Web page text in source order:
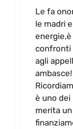
Le fa
le madri
confronti
agli
ambasce!
è uno dei
merita